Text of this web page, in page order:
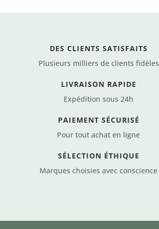
DES CLIENTS SATISFAITS
Plusieurs milliers de clients fidèles
LIVRAISON RAPIDE
Expédition sous 24h
PAIEMENT SÉCURISÉ
Pour tout achat en ligne
SÉLECTION ÉTHIQUE
Marques choisies avec conscience